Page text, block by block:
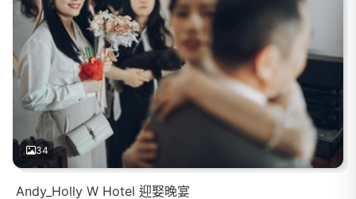
34
Andy_Holly W Hotel 迎娶晚宴